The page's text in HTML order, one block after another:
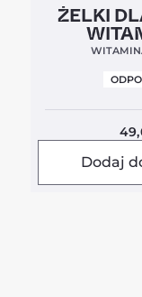
Clean Label
ŻELKI
Dodaj